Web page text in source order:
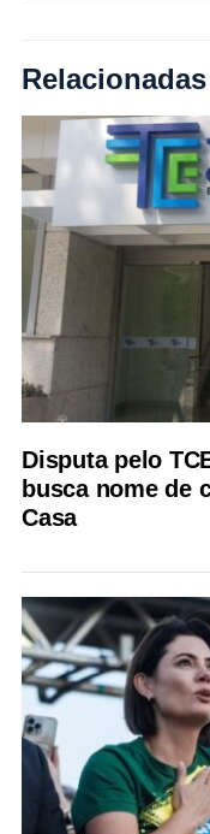
Relacionadas
Disputa pelo
busca nome de
Casa